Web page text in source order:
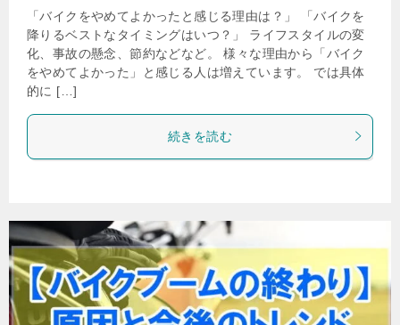
「バイクをやめてよかったと感じる理由は？」 「バイクを
降りるベストなタイミングはいつ？」 ライフスタイルの変
化、事故の懸念、節約などなど。 様々な理由から「バイク
をやめてよかった」と感じる人は増えています。 では具体
的に […]
続きを読む